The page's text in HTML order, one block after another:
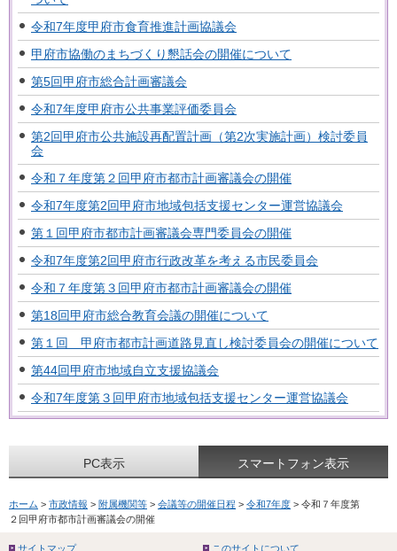
令和7年度甲府市食育推進計画協議会
甲府市協働のまちづくり懇話会の開催について
第5回甲府市総合計画審議会
令和7年度甲府市公共事業評価委員会
第2回甲府市公共施設再配置計画（第2次実施計画）検討委員
会
令和７年度第２回甲府市都市計画審議会の開催
令和7年度第2回甲府市地域包括支援センター運営協議会
第１回甲府市都市計画審議会専門委員会の開催
令和7年度第2回甲府市行政改革を考える市民委員会
令和７年度第３回甲府市都市計画審議会の開催
第18回甲府市総合教育会議の開催について
第１回 甲府市都市計画道路見直し検討委員会の開催について
第44回甲府市地域自立支援協議会
令和7年度第３回甲府市地域包括支援センター運営協議会
PC表示 スマートフォン表示
ホーム > 市政情報 > 附属機関等 > 会議等の開催日程 > 令和7年度 > 令和７年度第
２回甲府市都市計画審議会の開催
サイトマップ このサイトについて